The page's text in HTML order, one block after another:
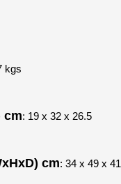
kgs
cm: 19 x 32 x 26.5
cm: 34 x 49 x 41